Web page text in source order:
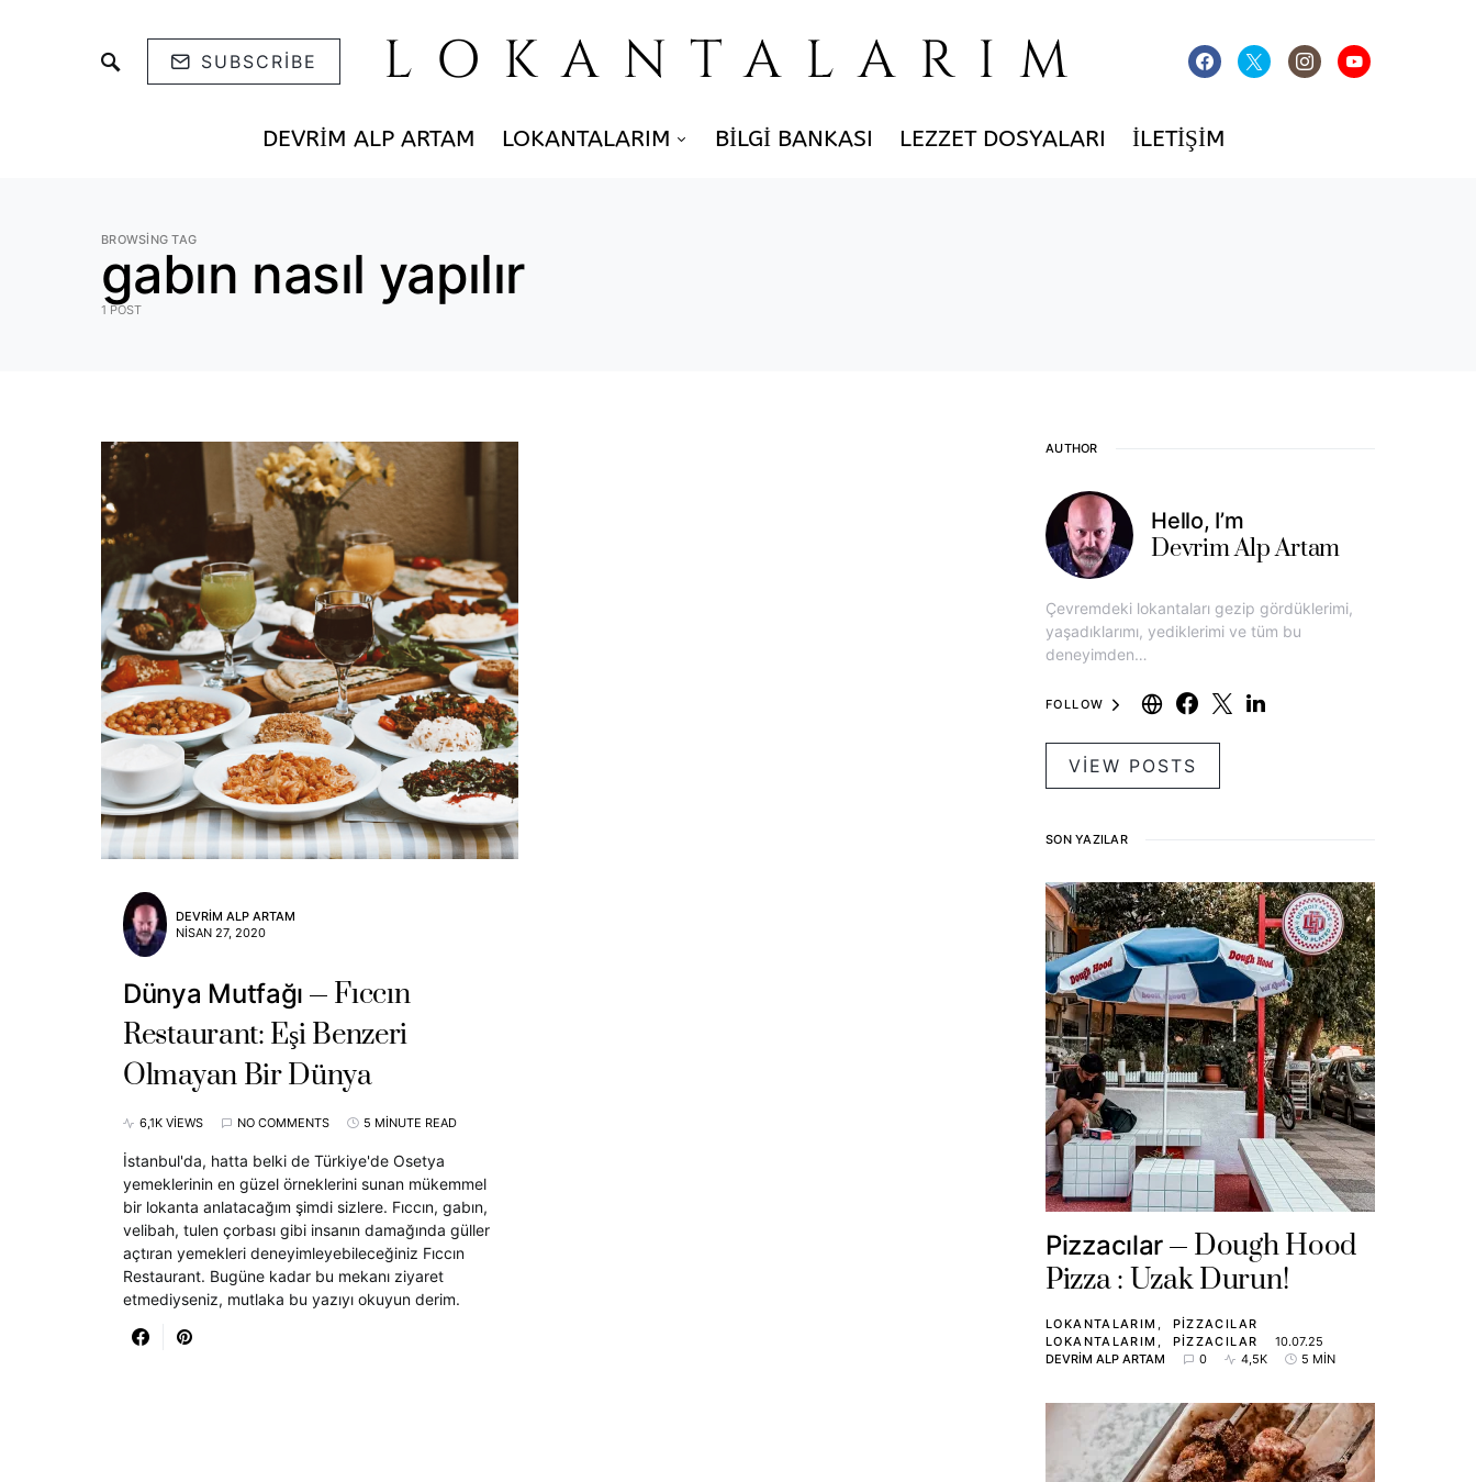
SUBSCRIBE LOKANTALARIM
DEVRIM ALP ARTAM LOKANTALARIM BILGI BANKASI LEZZET DOSYALARI İLETIŞIM
BROWSING TAG
gabın nasıl yapılır
1 POST
DEVRIM ALP ARTAM
NISAN 27, 2020
Dünya Mutfağı
Fıccın
Restaurant: Eşi Benzeri
Olmayan Bir Dünya
6,1K VIEWS NO COMMENTS 5 MINUTE READ
İstanbul'da, hatta belki de Türkiye'de Osetya
yemeklerinin en güzel örneklerini sunan mükemmel
bir lokanta anlatacağım şimdi sizlere. Fıccın, gabın,
velibah, tulen çorbası gibi insanın damağında güller
açtıran yemekleri deneyimleyebileceğiniz Fıccın
Restaurant. Bugüne kadar bu mekanı ziyaret
etmediyseniz, mutlaka bu yazıyı okuyun derim.
AUTHOR
Hello, I’m
Devrim Alp Artam
Çevremdeki lokantaları gezip gördüklerimi,
yaşadıklarımı, yediklerimi ve tüm bu
deneyimden…
FOLLOW
VIEW POSTS
SON YAZILAR
Pizzacılar
Dough Hood
Pizza : Uzak Durun!
LOKANTALARIM
PIZZACILAR
LOKANTALARIM
PIZZACILAR
10.07.25
DEVRIM ALP ARTAM
0 4,5K 5 MIN